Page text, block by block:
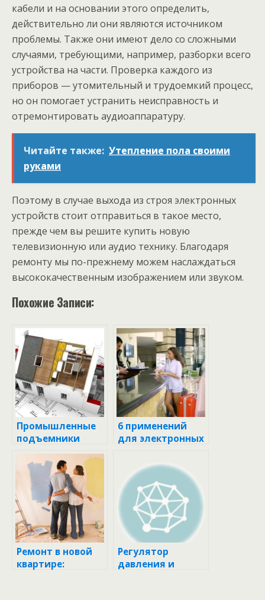
кабели и на основании этого определить,
действительно ли они являются источником
проблемы. Также они имеют дело со сложными
случаями, требующими, например, разборки всего
устройства на части. Проверка каждого из
приборов — утомительный и трудоемкий процесс,
но он помогает устранить неисправность и
отремонтировать аудиоаппаратуру.
Читайте также: Утепление пола своими
руками
Поэтому в случае выхода из строя электронных
устройств стоит отправиться в такое место,
прежде чем вы решите купить новую
телевизионную или аудио технику. Благодаря
ремонту мы по-прежнему можем наслаждаться
высококачественным изображением или звуком.
Похожие Записи:
Промышленные
подъемники
(лифты)
6 применений
для электронных
Ремонт в новой
квартире:
Регулятор
давления и